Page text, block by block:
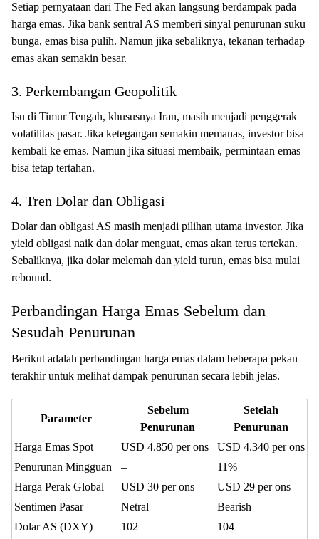
Setiap pernyataan dari The Fed akan langsung berdampak pada
harga emas. Jika bank sentral AS memberi sinyal penurunan suku
bunga, emas bisa pulih. Namun jika sebaliknya, tekanan terhadap
emas akan semakin besar.
3. Perkembangan Geopolitik
Isu di Timur Tengah, khususnya Iran, masih menjadi penggerak
volatilitas pasar. Jika ketegangan semakin memanas, investor bisa
kembali ke emas. Namun jika situasi membaik, permintaan emas
bisa tetap tertahan.
4. Tren Dolar dan Obligasi
Dolar dan obligasi AS masih menjadi pilihan utama investor. Jika
yield obligasi naik dan dolar menguat, emas akan terus tertekan.
Sebaliknya, jika dolar melemah dan yield turun, emas bisa mulai
rebound.
Perbandingan Harga Emas Sebelum dan
Sesudah Penurunan
Berikut adalah perbandingan harga emas dalam beberapa pekan
terakhir untuk melihat dampak penurunan secara lebih jelas.
Parameter
Sebelum
Penurunan
Setelah
Penurunan
Harga Emas Spot
USD 4.850 per ons
USD 4.340 per ons
Penurunan Mingguan
–
11%
Harga Perak Global
USD 30 per ons
USD 29 per ons
Sentimen Pasar
Netral
Bearish
Dolar AS (DXY)
102
104